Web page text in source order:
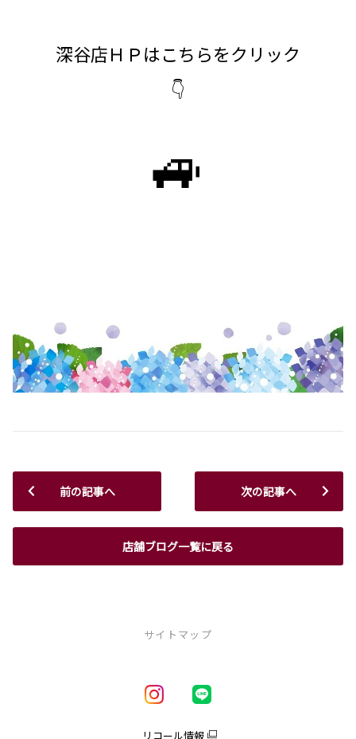
深谷店ＨＰはこちらをクリック
👇
🚙
前の記事へ
店舗ブログ一覧に戻る
次の記事へ
サイトマップ
リコール情報